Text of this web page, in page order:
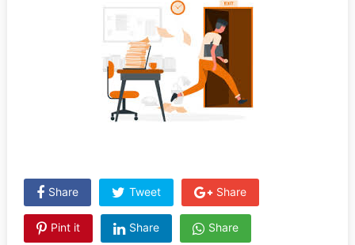
Share Tweet Share
Pint it Share Share